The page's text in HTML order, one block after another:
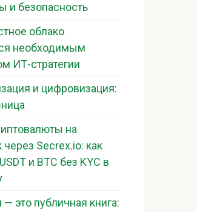
и безопасность
облако
необходимым
ИТ-стратегии
и цифровизация:
на
через Secrex.io: как
и BTC без KYC в
это публичная книга: